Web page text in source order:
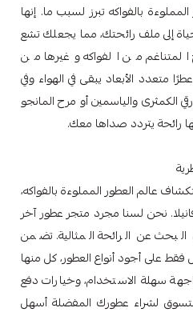
بالفواكه تبرز لسبب ما. إنها
إلى ملف رائحتك، مما يجعلك تشع
المتناغم من الفواكه وغيرها من
متعدد الأبعاد يبقى في الهواء وفي
والياسمين أو مرح المانجو
رائحة يتردد صداها معك.
عالم العطور المملوءة بالفواكه،
نحن لسنا مجرد متجر عطور آخر
البحث عن الرائحة المثالية. تضمن
على أجود أنواع العطور، كل منها
سهلة الاستخدام، وخيارات دفع
لشراء عطورك المفضلة أسهل